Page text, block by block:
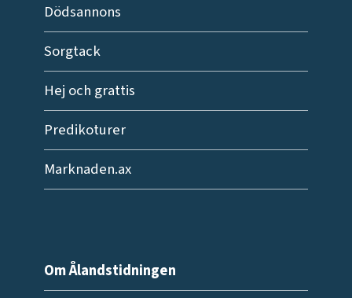
Dödsannons
Sorgtack
Hej och grattis
Predikoturer
Marknaden.ax
Om Ålandstidningen